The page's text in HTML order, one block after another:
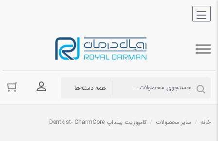
ورود به
خانه / سایر محصولات / کامپوزیت بیلداپ Dentkist- CharmCore